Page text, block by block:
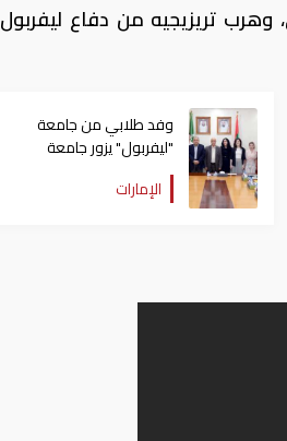
وهرب تريزيجيه من دفاع ليفربول
وفد طلابي من جامعة
"ليفربول" يزور جامعة
الشارقة
الإمارات